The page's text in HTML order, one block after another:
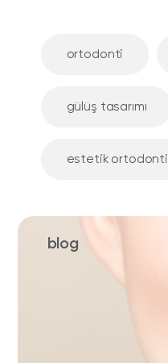
ortodonti
gülüş tasarımı
estetik ortodonti
blog